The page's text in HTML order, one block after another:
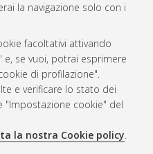
la navigazione solo con i
facoltativi attivando
e, se vuoi, potrai esprimere
di profilazione".
e verificare lo stato dei
"Impostazione cookie" del
la nostra Cookie policy.